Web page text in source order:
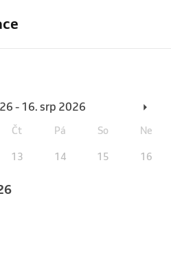
- 16. srp 2026
Čt Pá So Ne
13 14 15 16